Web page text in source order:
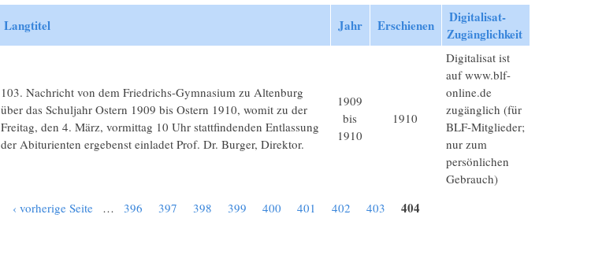
Langtitel Jahr Erschienen
Digitalisat-
Zugänglichkeit
103. Nachricht von dem Friedrichs-Gymnasium zu Altenburg
über das Schuljahr Ostern 1909 bis Ostern 1910, womit zu der
Freitag, den 4. März, vormittag 10 Uhr stattfindenden Entlassung
der Abiturienten ergebenst einladet Prof. Dr. Burger, Direktor.
1909
bis
1910
1910
Digitalisat ist
auf www.blf-
online.de
zugänglich (für
BLF-Mitglieder;
nur zum
persönlichen
Gebrauch)
‹ vorherige Seite … 396 397 398 399 400 401 402 403 404